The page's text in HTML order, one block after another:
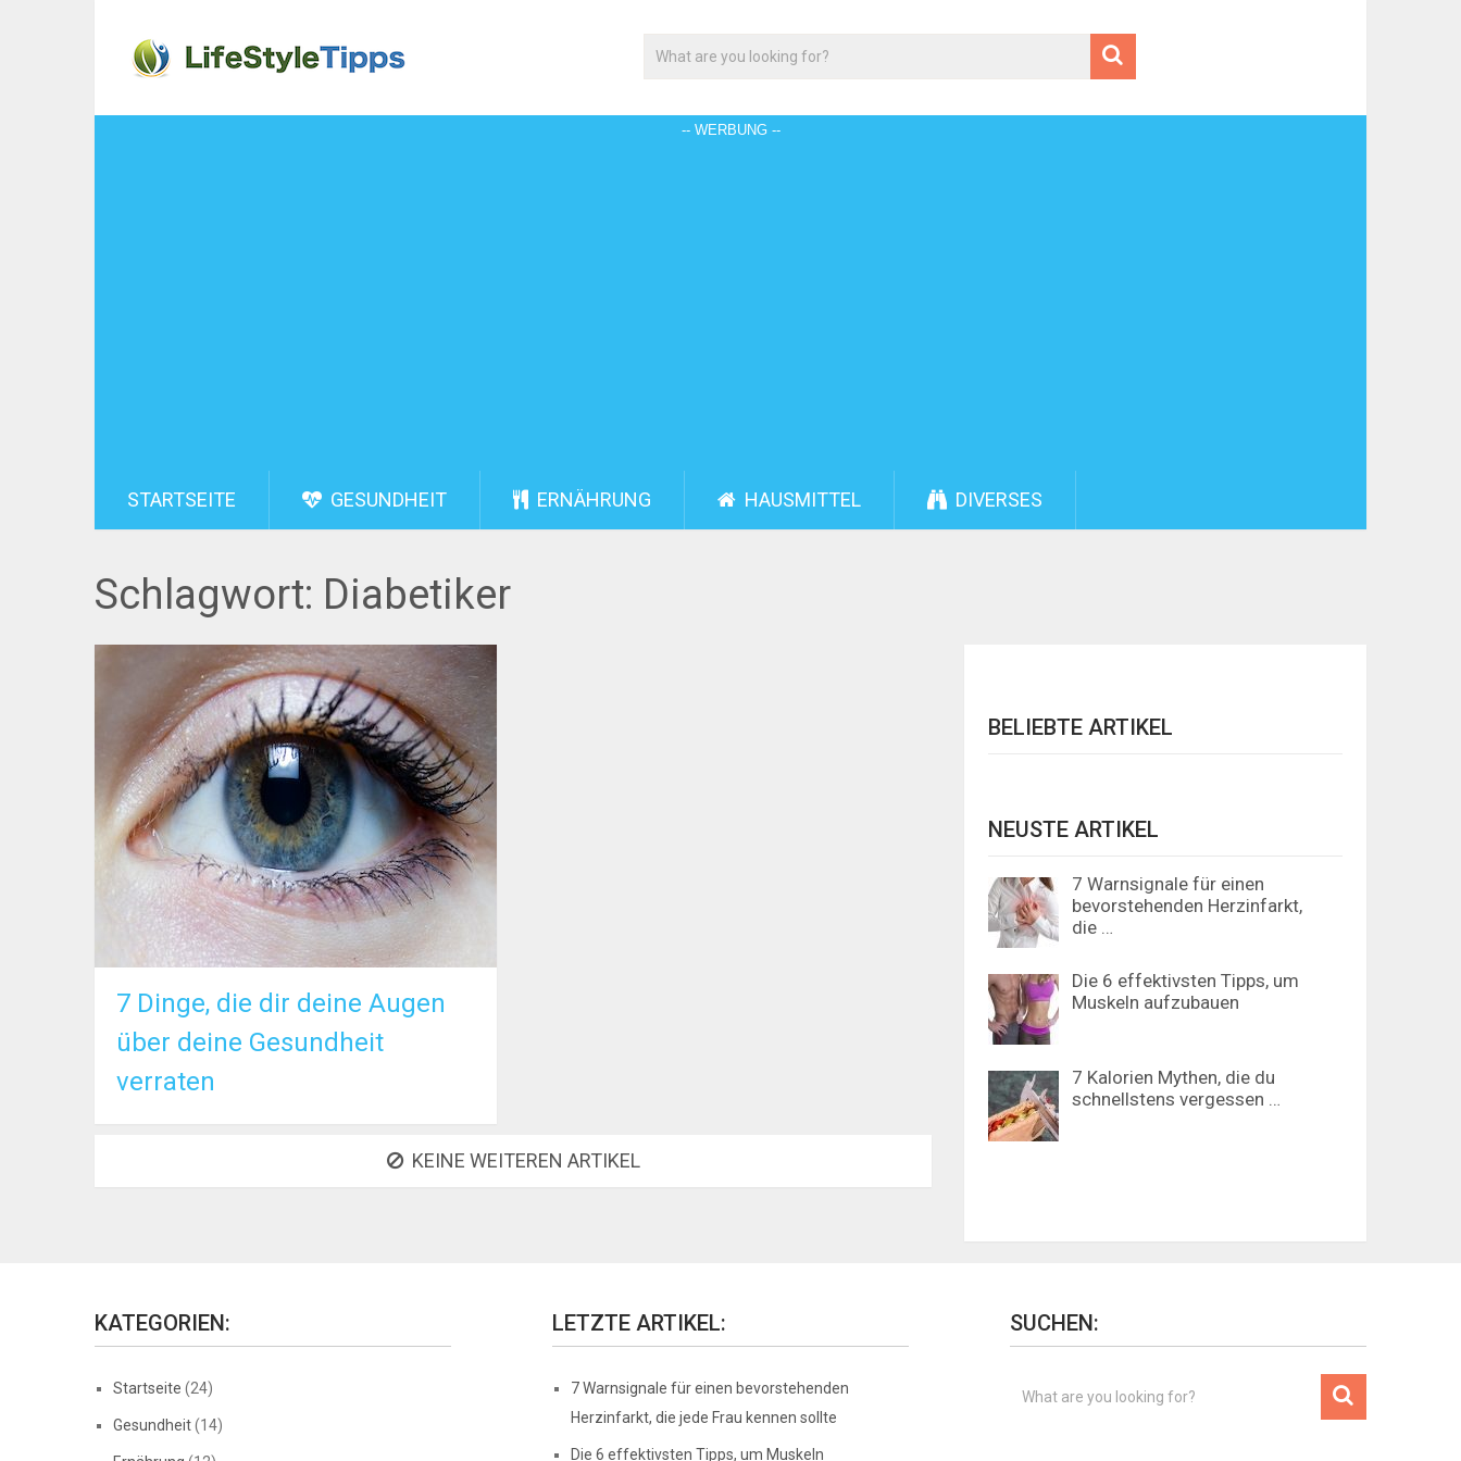
STARTSEITE GESUNDHEIT ERNÄHRUNG HAUSMITTEL DIVERSES
Schlagwort: Diabetiker
7 Dinge, die dir deine Augen
über deine Gesundheit
verraten
KEINE WEITEREN ARTIKEL
BELIEBTE ARTIKEL
NEUSTE ARTIKEL
7 Warnsignale für einen
bevorstehenden Herzinfarkt,
die …
Die 6 effektivsten Tipps, um
Muskeln aufzubauen
7 Kalorien Mythen, die du
schnellstens vergessen …
KATEGORIEN:
Startseite (24)
Gesundheit(14)
LETZTE ARTIKEL:
7 Warnsignale für einen bevorstehenden
Herzinfarkt, die jede Frau kennen sollte
Die 6 effektivsten Tipps, um Muskeln
SUCHEN: